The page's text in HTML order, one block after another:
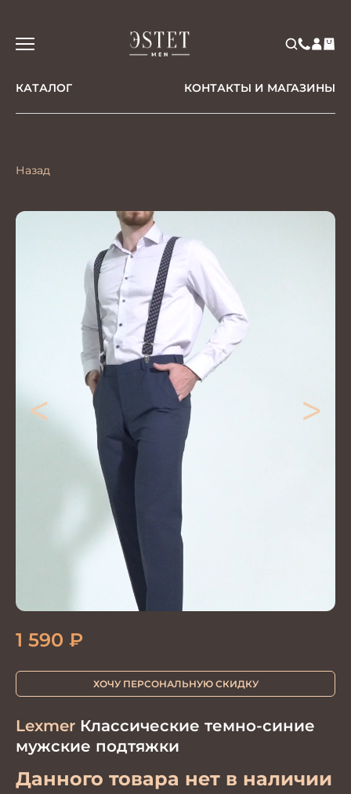
КАТАЛОГ КОНТАКТЫ И МАГАЗИНЫ
Назад
< >
Lexmer Классические темно-синие
мужские подтяжки
Данного товара нет в наличии
1 590 ₽
ХОЧУ ПЕРСОНАЛЬНУЮ СКИДКУ